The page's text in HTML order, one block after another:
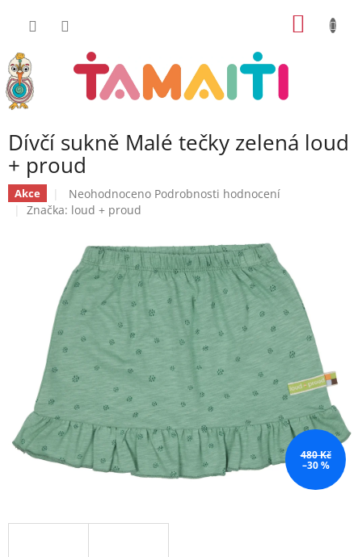
Dívčí sukně Malé tečky zelená loud
+ proud
Akce
Průměrné
hodnocení
0,0
z
5
hvězdiček.
Neohodnoceno Podrobnosti hodnocení
Značka: loud + proud
480 Kč
–30 %